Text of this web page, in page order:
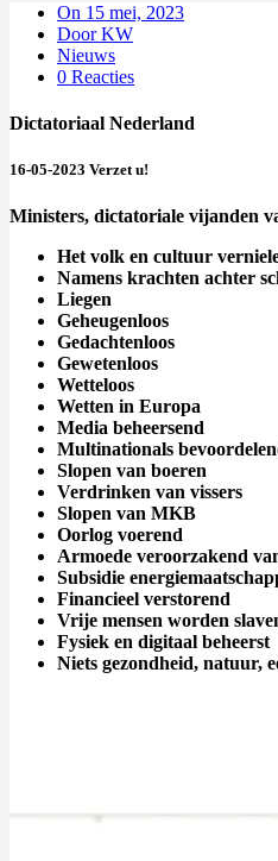
On 15 mei, 2023
Door KW
Nieuws
0 Reacties
Dictatoriaal Nederland
16-05-2023 Verzet u!
Ministers, dictatoriale vijanden
Het volk en cultuur
Namens krachten achter
Liegen
Geheugenloos
Gedachtenloos
Gewetenloos
Wetteloos
Wetten in Europa
Media beheersend
Multinationals
Slopen van boeren
Verdrinken van vissers
Slopen van MKB
Oorlog voerend
Armoede veroorzakend
Subsidie
Financieel verstorend
Vrije mensen worden
Fysiek en digitaal beheerst
Niets gezondheid, natuur,